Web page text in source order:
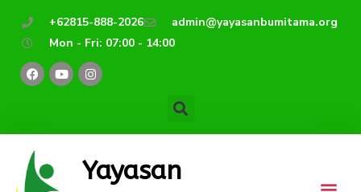
+62815-888-2026
admin@yayasanbumitama.org
Mon - Fri: 07:00 - 14:00
F
a
c
o
k
Y
o
u
e
I
n
s
r
m
Yayasan